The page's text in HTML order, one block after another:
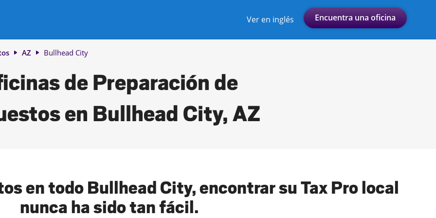
Encuentra una oficina
Ver en inglés
AZ Bullhead City
de Preparación de
en Bullhead City, AZ
en todo Bullhead City, encontrar su Tax Pro local
nunca ha sido tan fácil.